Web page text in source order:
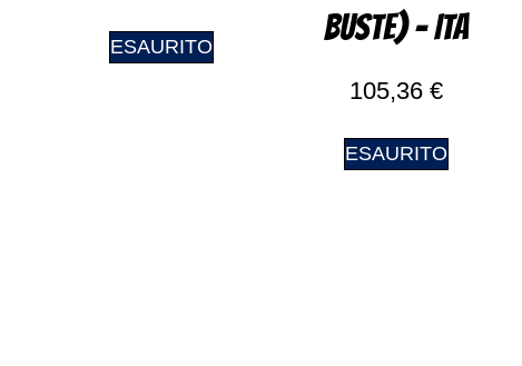
ESAURITO
buste) – ITA
105,36 €
ESAURITO